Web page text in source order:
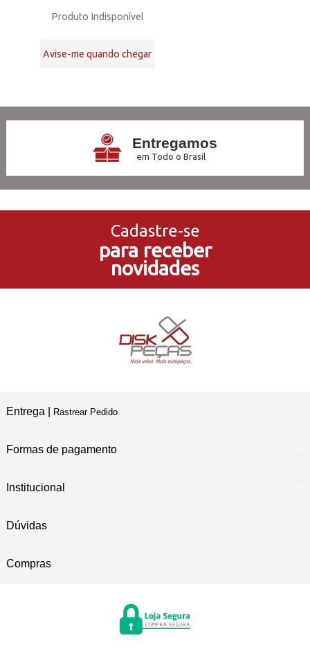
Produto Indisponível
Avise-me quando chegar
Entregamos
em Todo o Brasil
no Cartão de Crédito
5% de Desconto
no Pagamento PIX
Em Nossas Lojas Físicas
Cadastre-se
para receber
novidades
Entrega | Rastrear Pedido
Formas de pagamento
Institucional
Dúvidas
Compras